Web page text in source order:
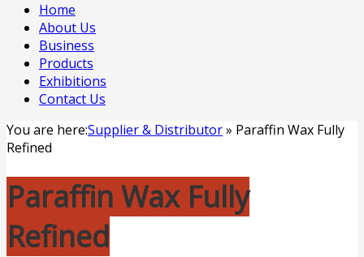
Home
About Us
Business
Products
Exhibitions
Contact Us
You are here:Supplier & Distributor» Paraffin Wax Fully
Refined
Paraffin Wax Fully
Refined